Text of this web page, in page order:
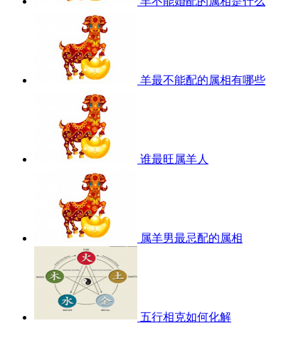
羊最不能配的属相有哪些
谁最旺属羊人
属羊男最忌配的属相
五行相克如何化解